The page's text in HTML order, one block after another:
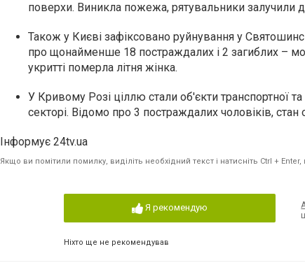
поверхи. Виникла пожежа, рятувальники залучили
Також у Києві зафіксовано руйнування у
про щонайменше 18 постраждалих і 2 загиблих –
укритті померла літня жінка.
У Кривому Розі ціллю стали об'єкти транспортної
секторі. Відомо про 3 постраждалих чоловіків,
Інформує 24tv.ua
Якщо ви помітили помилку, виділіть необхідний текст і натисніть Ctrl +
Я рекомендую
Ніхто ще не рекомендував